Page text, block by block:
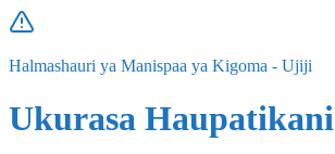
Halmashauri ya Manispaa ya Kigoma - Ujiji
Ukurasa Haupatikani